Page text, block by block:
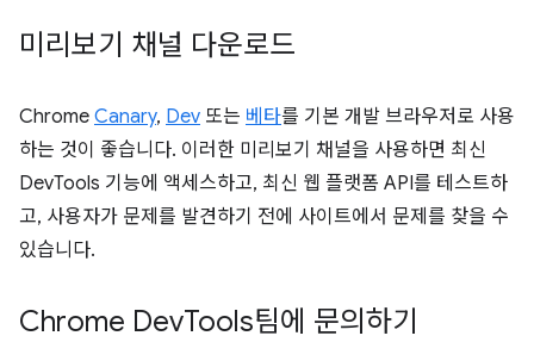
미리보기 채널 다운로드
Chrome Canary, Dev 또는 베타를 기본 개발 브라우저로 사용
하는 것이 좋습니다. 이러한 미리보기 채널을 사용하면 최신
DevTools 기능에 액세스하고, 최신 웹 플랫폼 API를 테스트하
고, 사용자가 문제를 발견하기 전에 사이트에서 문제를 찾을 수
있습니다.
Chrome DevTools팀에 문의하기